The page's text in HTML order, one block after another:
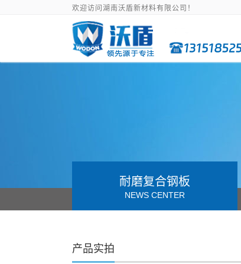
欢迎访问湖南沃盾新材料有限公司！
耐磨复合钢板
NEWS CENTER
产品实拍